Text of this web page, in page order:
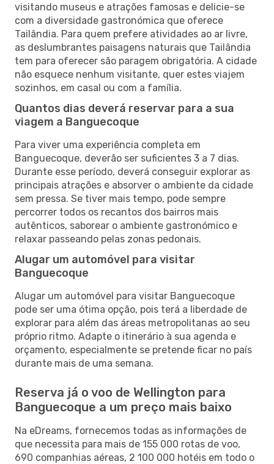
visitando museus e atrações famosas e delicie-se
com a diversidade gastronómica que oferece
Tailândia. Para quem prefere atividades ao ar livre,
as deslumbrantes paisagens naturais que Tailândia
tem para oferecer são paragem obrigatória. A cidade
não esquece nenhum visitante, quer estes viajem
sozinhos, em casal ou com a família.
Quantos dias deverá reservar para a sua
viagem a Banguecoque
Para viver uma experiência completa em
Banguecoque, deverão ser suficientes 3 a 7 dias.
Durante esse período, deverá conseguir explorar as
principais atrações e absorver o ambiente da cidade
sem pressa. Se tiver mais tempo, pode sempre
percorrer todos os recantos dos bairros mais
autênticos, saborear o ambiente gastronómico e
relaxar passeando pelas zonas pedonais.
Alugar um automóvel para visitar
Banguecoque
Alugar um automóvel para visitar Banguecoque
pode ser uma ótima opção, pois terá a liberdade de
explorar para além das áreas metropolitanas ao seu
próprio ritmo. Adapte o itinerário à sua agenda e
orçamento, especialmente se pretende ficar no país
durante mais de uma semana.
Reserva já o voo de Wellington para
Banguecoque a um preço mais baixo
Na eDreams, fornecemos todas as informações de
que necessita para mais de 155 000 rotas de voo,
690 companhias aéreas, 2 100 000 hotéis em todo o